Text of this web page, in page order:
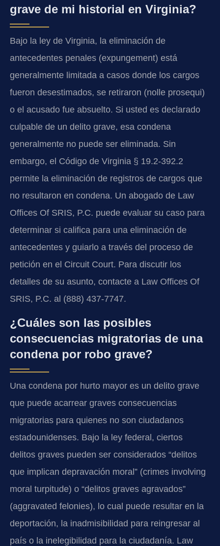
grave de mi historial en Virginia?
Bajo la ley de Virginia, la eliminación de
antecedentes penales (expungement) está
generalmente limitada a casos donde los cargos
fueron desestimados, se retiraron (nolle prosequi)
o el acusado fue absuelto. Si usted es declarado
culpable de un delito grave, esa condena
generalmente no puede ser eliminada. Sin
embargo, el Código de Virginia § 19.2-392.2
permite la eliminación de registros de cargos que
no resultaron en condena. Un abogado de Law
Offices Of SRIS, P.C. puede evaluar su caso para
determinar si califica para una eliminación de
antecedentes y guiarlo a través del proceso de
petición en el Circuit Court. Para discutir los
detalles de su asunto, contacte a Law Offices Of
SRIS, P.C. al (888) 437-7747.
¿Cuáles son las posibles
consecuencias migratorias de una
condena por robo grave?
Una condena por hurto mayor es un delito grave
que puede acarrear graves consecuencias
migratorias para quienes no son ciudadanos
estadounidenses. Bajo la ley federal, ciertos
delitos graves pueden ser considerados “delitos
que implican depravación moral” (crimes involving
moral turpitude) o “delitos graves agravados”
(aggravated felonies), lo cual puede resultar en la
deportación, la inadmisibilidad para reingresar al
país o la inelegibilidad para la ciudadanía. Law